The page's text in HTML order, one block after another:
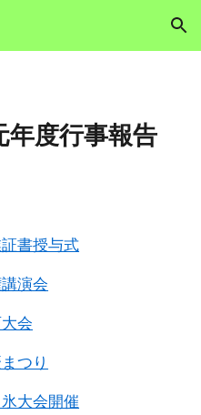
Skip to navigation
年度行事報告
書授与式
演会
会
つり
大会開催